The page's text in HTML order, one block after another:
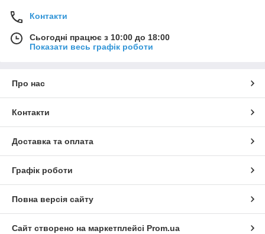
Контакти
Сьогодні працює з 10:00 до 18:00
Показати весь графік роботи
Про нас
Контакти
Доставка та оплата
Графік роботи
Повна версія сайту
Сайт створено на маркетплейсі Prom.ua